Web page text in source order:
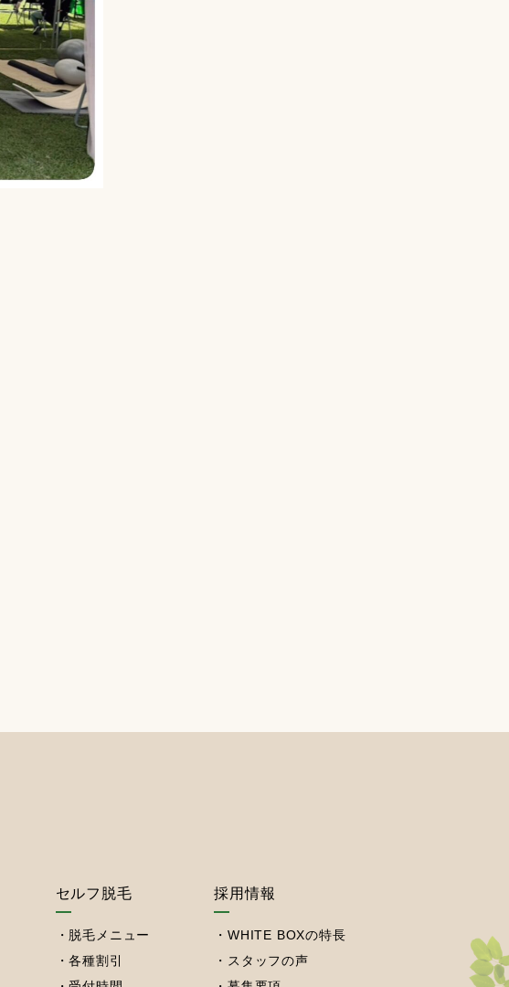
セルフ脱毛
脱毛メニュー
各種割引
採用情報
WHITE BOXの特長
スタッフの声